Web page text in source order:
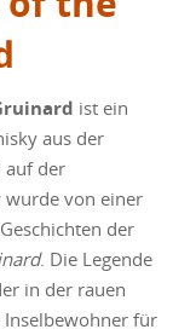
ist ein
aus der
auf der
wurde von einer
der
. Die Legende
in der rauen
für